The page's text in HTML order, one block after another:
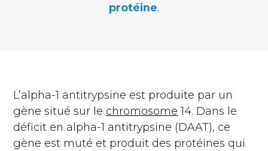
protéine.
L’alpha-1 antitrypsine est produite par un
gène situé sur le chromosome 14. Dans le
déficit en alpha-1 antitrypsine (DAAT), ce
gène est muté et produit des protéines qui